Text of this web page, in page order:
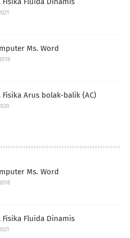
Ms. Word
Fisika Arus bolak-balik (AC)
Ms. Word
Fisika Fluida Dinamis